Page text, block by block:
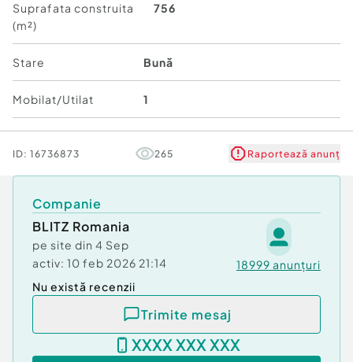
Acoperiș: Șarpantă din lemn cu învelitoare din
tablă Lindab.
Compartimentare
O bucatarie, cameră tehnică, debara, baie și o
terasă. Demisolul fiind prevazut cu incalzire prin
pardoseala
2. Parter:
Zona de zi: Living spațios, zona de luat masa,
cămară, debara, baie de serviciu
Zona de noapte: 3 dormitoare, 1 baie.
Exterior: 2 terase și hol de acces cu casa scării.
Suprafata construita
(m²)
756
Stare Bună
Mobilat/Utilat 1
ID: 16736873 265 Raportează anunț
Companie
BLITZ Romania
pe site din 4 Sep
activ: 10 feb 2026 21:14 18999 anunțuri
Nu există recenzii
Trimite mesaj
XXXX XXX XXX